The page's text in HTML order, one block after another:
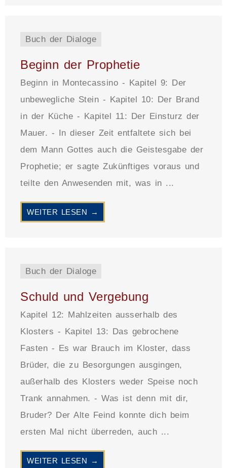
Buch der Dialoge
Beginn der Prophetie
Beginn in Montecassino - Kapitel 9: Der
unbewegliche Stein - Kapitel 10: Der Brand
in der Küche - Kapitel 11: Der Einsturz der
Mauer. - In dieser Zeit entfaltete sich bei
dem Mann Gottes auch die Geistesgabe der
Prophetie; er sagte Zukünftiges voraus und
teilte den Anwesenden mit, was in ...
WEITER LESEN →
Buch der Dialoge
Schuld und Vergebung
Kapitel 12: Mahlzeiten ausserhalb des
Klosters - Kapitel 13: Das gebrochene
Fasten - Es war Brauch im Kloster, dass
Brüder, die zu Besorgungen ausgingen,
außerhalb des Klosters weder Speise noch
Trank annahmen. - Was ist denn mit dir,
Bruder? Der Alte Feind konnte dich beim
ersten Mal nicht überreden, auch ...
WEITER LESEN →